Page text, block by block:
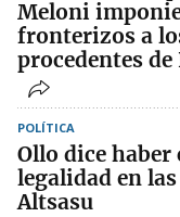
Meloni
fronterizos a
procedentes
POLÍTICA
Ollo dice
legalidad en
Altsasu